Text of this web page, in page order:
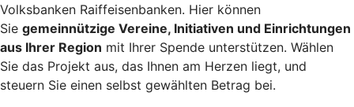
Volksbanken Raiffeisenbanken. Hier können
Sie gemeinnützige Vereine, Initiativen und Einrichtungen
aus Ihrer Region mit Ihrer Spende unterstützen. Wählen
Sie das Projekt aus, das Ihnen am Herzen liegt, und
steuern Sie einen selbst gewählten Betrag bei.